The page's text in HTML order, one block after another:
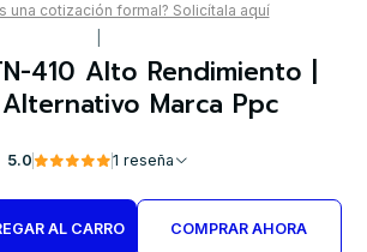
una cotización formal? Solicítala aquí
410 Alto Rendimiento |
Marca Ppc
5.0 1 reseña
AL CARRO COMPRAR AHORA